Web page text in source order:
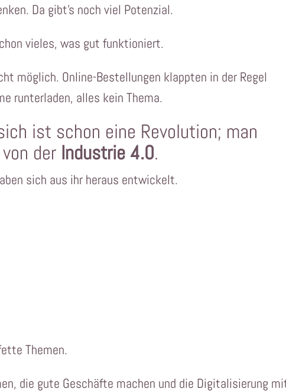
Da gibt’s noch viel Potenzial.
vieles, was gut funktioniert.
möglich. Online-Bestellungen klappten in der Regel
runterladen, alles kein Thema.
ist schon eine Revolution; man
der Industrie 4.0.
sich aus ihr heraus entwickelt.
Themen.
die gute Geschäfte machen und die Digitalisierung